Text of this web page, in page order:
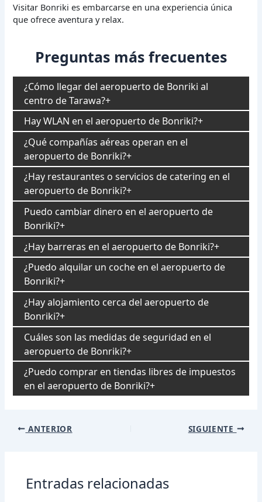
Visitar Bonriki es embarcarse en una experiencia única
que ofrece aventura y relax.
Preguntas más frecuentes
¿Cómo llegar del aeropuerto de Bonriki al
centro de Tarawa?
Hay WLAN en el aeropuerto de Bonriki?
¿Qué compañías aéreas operan en el
aeropuerto de Bonriki?
¿Hay restaurantes o servicios de catering en el
aeropuerto de Bonriki?
Puedo cambiar dinero en el aeropuerto de
Bonriki?
¿Hay barreras en el aeropuerto de Bonriki?
¿Puedo alquilar un coche en el aeropuerto de
Bonriki?
¿Hay alojamiento cerca del aeropuerto de
Bonriki?
Cuáles son las medidas de seguridad en el
aeropuerto de Bonriki?
¿Puedo comprar en tiendas libres de impuestos
en el aeropuerto de Bonriki?
Navegación
ANTERIOR SIGUIENTE
Entradas relacionadas